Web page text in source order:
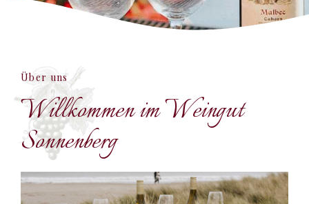
Über uns
Willkommen im Weingut
Sonnenberg